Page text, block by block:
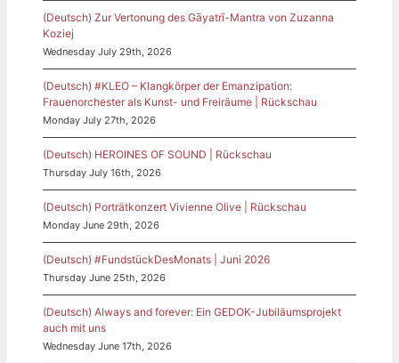
(Deutsch) Zur Vertonung des Gāyatrī-Mantra von Zuzanna
Koziej
Wednesday July 29th, 2026
(Deutsch) #KLEO – Klangkörper der Emanzipation:
Frauenorchester als Kunst- und Freiräume | Rückschau
Monday July 27th, 2026
(Deutsch) HEROINES OF SOUND | Rückschau
Thursday July 16th, 2026
(Deutsch) Porträtkonzert Vivienne Olive | Rückschau
Monday June 29th, 2026
(Deutsch) #FundstückDesMonats | Juni 2026
Thursday June 25th, 2026
(Deutsch) Always and forever: Ein GEDOK-Jubiläumsprojekt
auch mit uns
Wednesday June 17th, 2026